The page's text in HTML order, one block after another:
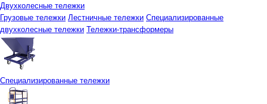
Двухколесные тележки
Грузовые тележки Лестничные тележки Специализированные
двухколесные тележки Тележки-трансформеры
Специализированные тележки